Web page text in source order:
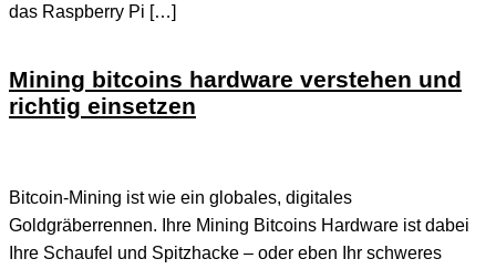
das Raspberry Pi […]
Mining bitcoins hardware verstehen und
richtig einsetzen
Bitcoin-Mining ist wie ein globales, digitales
Goldgräberrennen. Ihre Mining Bitcoins Hardware ist dabei
Ihre Schaufel und Spitzhacke – oder eben Ihr schweres